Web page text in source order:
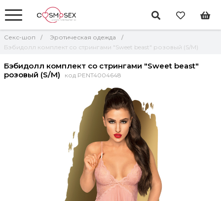
Секс-шоп
Эротическая одежда
Бэбидолл комплект со стрингами "Sweet beast" розовый (S/M)
Бэбидолл комплект со стрингами "Sweet beast"
розовый (S/M)
код PENT4004648